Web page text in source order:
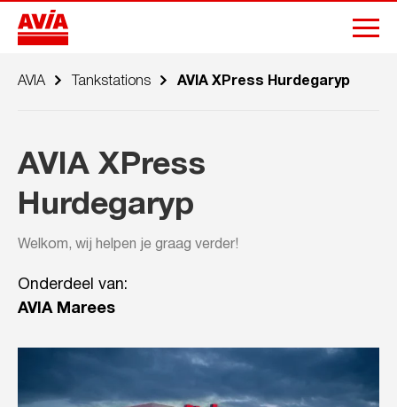
AVIA Tankstations AVIA XPress Hurdegaryp
AVIA XPress
Hurdegaryp
Welkom, wij helpen je graag verder!
Onderdeel van:
AVIA Marees